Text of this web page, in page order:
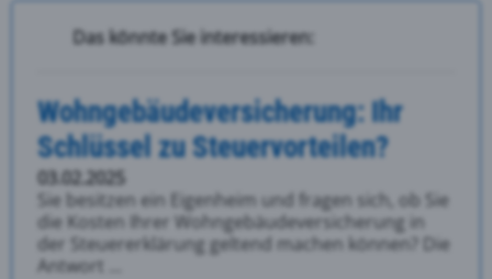
Das könnte Sie interessieren:
Wohngebäudeversicherung: Ihr
Schlüssel zu Steuervorteilen?
03.02.2025
Sie besitzen ein Eigenheim und fragen sich, ob Sie
die Kosten Ihrer Wohngebäudeversicherung in
der Steuererklärung geltend machen können? Die
Antwort ...